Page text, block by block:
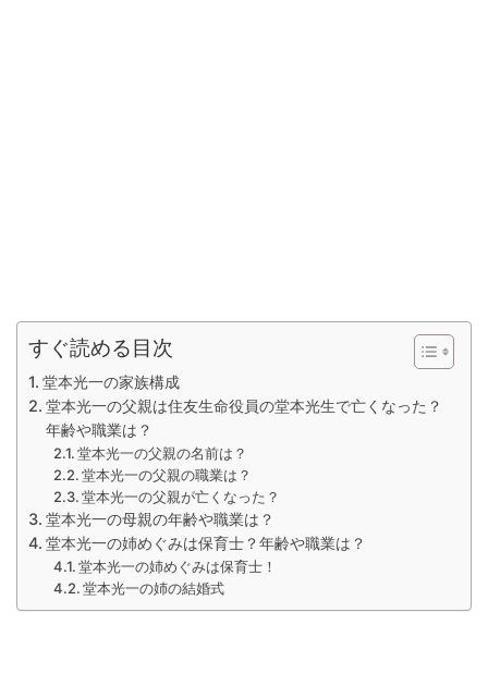
すぐ読める目次
堂本光一の家族構成
堂本光一の父親は住友生命役員の堂本光生で亡くなった？
年齢や職業は？
堂本光一の父親の名前は？
堂本光一の父親の職業は？
堂本光一の父親が亡くなった？
堂本光一の母親の年齢や職業は？
堂本光一の姉めぐみは保育士？年齢や職業は？
堂本光一の姉めぐみは保育士！
堂本光一の姉の結婚式